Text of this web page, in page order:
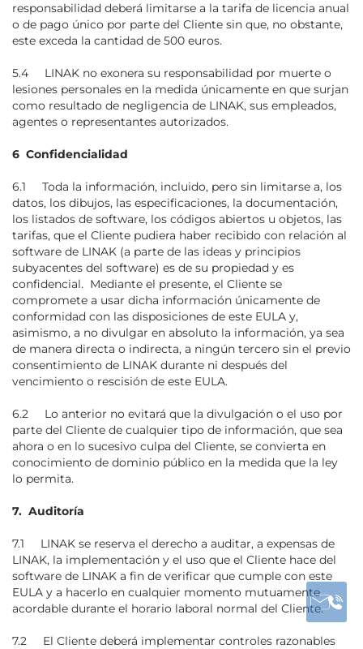
responsabilidad deberá limitarse a la tarifa de licencia anual
o de pago único por parte del Cliente sin que, no obstante,
este exceda la cantidad de 500 euros.
5.4 LINAK no exonera su responsabilidad por muerte o
lesiones personales en la medida únicamente en que surjan
como resultado de negligencia de LINAK, sus empleados,
agentes o representantes autorizados.
6 Confidencialidad
6.1 Toda la información, incluido, pero sin limitarse a, los
datos, los dibujos, las especificaciones, la documentación,
los listados de software, los códigos abiertos u objetos, las
tarifas, que el Cliente pudiera haber recibido con relación al
software de LINAK (a parte de las ideas y principios
subyacentes del software) es de su propiedad y es
confidencial. Mediante el presente, el Cliente se
compromete a usar dicha información únicamente de
conformidad con las disposiciones de este EULA y,
asimismo, a no divulgar en absoluto la información, ya sea
de manera directa o indirecta, a ningún tercero sin el previo
consentimiento de LINAK durante ni después del
vencimiento o rescisión de este EULA.
6.2 Lo anterior no evitará que la divulgación o el uso por
parte del Cliente de cualquier tipo de información, que sea
ahora o en lo sucesivo culpa del Cliente, se convierta en
conocimiento de dominio público en la medida que la ley
lo permita.
7. Auditoría
7.1 LINAK se reserva el derecho a auditar, a expensas de
LINAK, la implementación y el uso que el Cliente hace del
software de LINAK a fin de verificar que cumple con este
EULA y a hacerlo en cualquier momento mutuamente
acordable durante el horario laboral normal del Cliente.
7.2 El Cliente deberá implementar controles razonables